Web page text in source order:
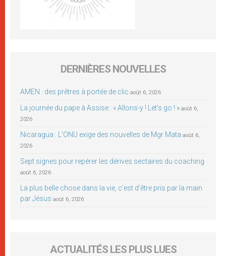
DERNIÈRES NOUVELLES
AMEN : des prêtres à portée de clic août 6, 2026
La journée du pape à Assise : « Allons-y ! Let’s go ! » août 6,
2026
Nicaragua : L’ONU exige des nouvelles de Mgr Mata août 6,
2026
Sept signes pour repérer les dérives sectaires du coaching
août 6, 2026
La plus belle chose dans la vie, c’est d’être pris par la main
par Jésus août 6, 2026
ACTUALITÉS LES PLUS LUES